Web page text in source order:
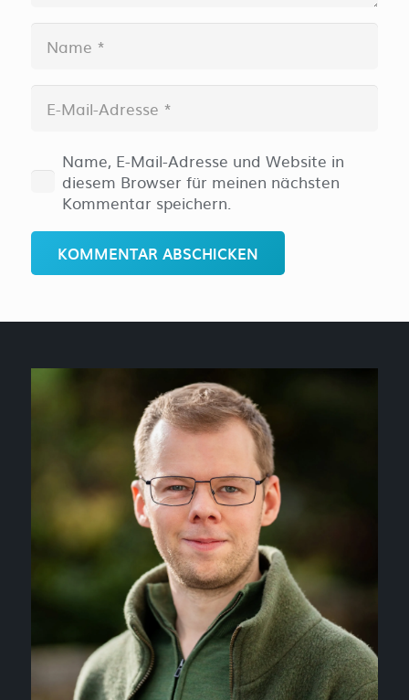
Name, E-Mail-Adresse und Website in
diesem Browser für meinen nächsten
Kommentar speichern.
KOMMENTAR ABSCHICKEN